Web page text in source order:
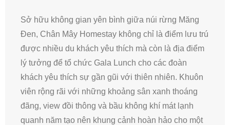
Sở hữu không gian yên bình giữa núi rừng Măng
Đen, Chân Mây Homestay không chỉ là điểm lưu trú
được nhiều du khách yêu thích mà còn là địa điểm
lý tưởng để tổ chức Gala Lunch cho các đoàn
khách yêu thích sự gần gũi với thiên nhiên. Khuôn
viên rộng rãi với những khoảng sân xanh thoáng
đãng, view đồi thông và bầu không khí mát lạnh
quanh năm tạo nên khung cảnh hoàn hảo cho một